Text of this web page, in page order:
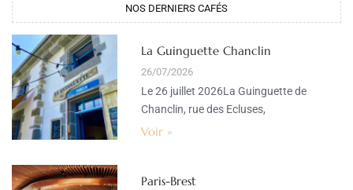
NOS DERNIERS CAFÉS​
La Guinguette Chanclin
26/07/2026
Le 26 juillet 2026La Guinguette de
Chanclin, rue des Ecluses,
Voir »
Paris-Brest